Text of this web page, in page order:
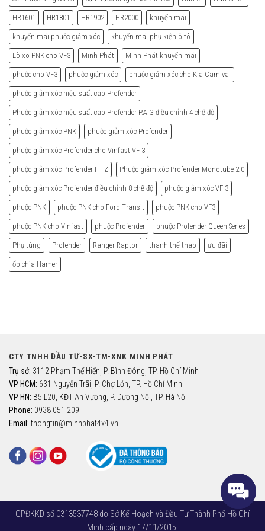
HR1601 HR1801 HR1902 HR2000 khuyến mãi
khuyến mãi phuộc giảm xóc khuyến mãi phụ kiện ô tô
Lò xo PNK cho VF3 Minh Phát Minh Phát khuyến mãi
phuộc cho VF3 phuộc giảm xóc phuộc giảm xóc cho Kia Carnival
phuộc giảm xóc hiệu suất cao Profender
Phuộc giảm xóc hiệu suất cao Profender P.A.G điều chỉnh 4 chế độ
phuộc giảm xóc PNK phuộc giảm xóc Profender
phuộc giảm xóc Profender cho Vinfast VF 3
phuộc giảm xóc Profender FITZ Phuộc giảm xóc Profender Monotube 2.0
phuộc giảm xóc Profender điều chỉnh 8 chế độ phuộc giảm xóc VF 3
phuộc PNK phuộc PNK cho Ford Transit phuộc PNK cho VF3
phuộc PNK cho Vinfast phuộc Profender phuộc Profender Queen Series
Phụ tùng Profender Ranger Raptor thanh thể thao ưu đãi
ốp chìa Hamer
CTY TNHH ĐẦU TƯ-SX-TM-XNK MINH PHÁT
Trụ sở: 3112 Phạm Thế Hiển, P. Bình Đông, TP. Hồ Chí Minh
VP HCM: 631 Nguyễn Trãi, P. Chợ Lớn, TP. Hồ Chí Minh
VP HN: B5.L20, KĐT An Vượng, P. Dương Nội, TP. Hà Nội
Phone: 0938 051 209
Email: thongtin@minhphat4x4.vn
GPĐKKD số 0313537748 do Sở Kế Hoạch và Đầu Tư Thành Phố Hồ Chí
Minh cấp ngày 17/11/2015.